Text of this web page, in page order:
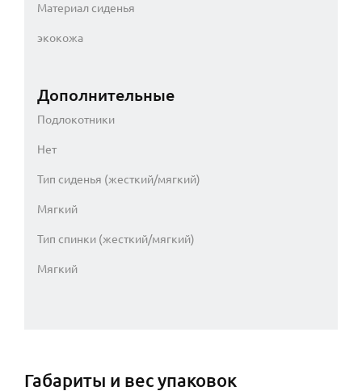
Материал сиденья
экокожа
Дополнительные
Подлокотники
Нет
Тип сиденья (жесткий/мягкий)
Мягкий
Тип спинки (жесткий/мягкий)
Мягкий
Габариты и вес упаковок